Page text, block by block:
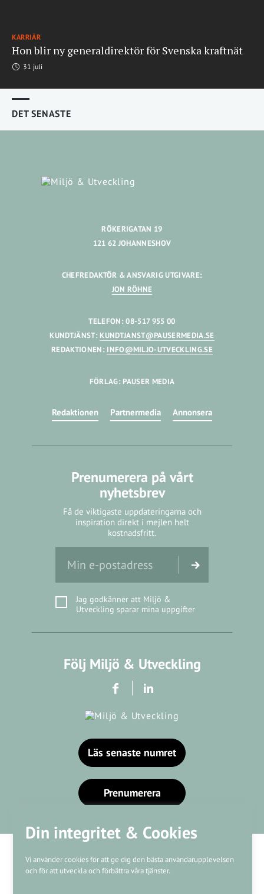
Din integritet & Cookies
Vi använder cookies för att ge dig den bästa användarupplevelsen
och för att utveckla och förbättra våra tjänster.
KARRIÄR
Hon blir ny generaldirektör för Svenska kraftnät
31 juli
DET SENASTE
RÖKERIGATAN 19
121 62 JOHANNESHOV
CHEFREDAKTÖR & ANSVARIG UTGIVARE:
JON RÖHNE
TELEFON: 08-517 955 00
KUNDTJÄNST: KUNDTJANST@PAUSERMEDIA.SE
REDAKTIONEN: INFO@MILJO-UTVECKLING.SE
FÖRLAG: PAUSER MEDIA
Redaktionen Partnermedia Annonsera
Prenumerera på vårt
nyhetsbrev
Få de viktigaste uppdateringarna och
inspiration direkt i mejlen helt
kostnadsfritt.
Jag godkänner att Miljö &
Utveckling sparar mina uppgifter
Följ Miljö & Utveckling
Läs senaste numret
Prenumerera